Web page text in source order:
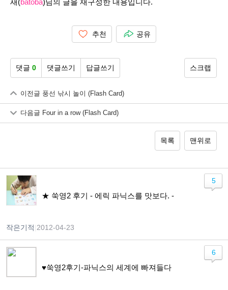
새(batoba)님의 글을 재구성한 내용입니다.
추천 공유
댓글 0 댓글쓰기 답글쓰기 스크랩
이전글 풍선 낚시 놀이 (Flash Card)
다음글 Four in a row (Flash Card)
목록 맨위로
★ 쑥영2 후기 - 에릭 파닉스를 맛보다. -
작은기적 2012-04-23
5
♥쑥영2후기-파닉스의 세계에 빠져들다
6